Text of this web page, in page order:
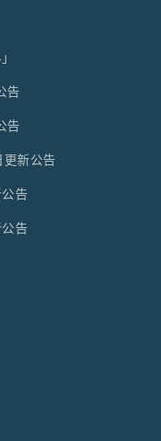
告
告
更新公告
告
告